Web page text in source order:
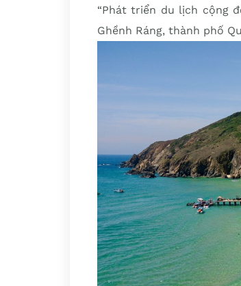
“Phát triển du lịch cộng
Ghềnh Ráng, thành phố